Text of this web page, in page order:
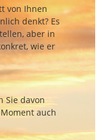
von Ihnen
denkt? Es
aber in
wie er
Sie davon
auch